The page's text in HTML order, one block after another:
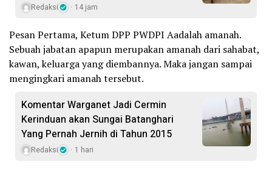
Redaksi 14 jam
Pesan Pertama, Ketum DPP PWDPI Aadalah amanah.
Sebuah jabatan apapun merupakan amanah dari sahabat,
kawan, keluarga yang diembannya. Maka jangan sampai
mengingkari amanah tersebut.
Komentar Warganet Jadi Cermin
Kerinduan akan Sungai Batanghari
Yang Pernah Jernih di Tahun 2015
Redaksi 1 hari